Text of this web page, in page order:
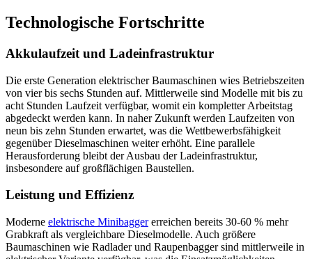
Technologische Fortschritte
Akkulaufzeit und Ladeinfrastruktur
Die erste Generation elektrischer Baumaschinen wies Betriebszeiten
von vier bis sechs Stunden auf. Mittlerweile sind Modelle mit bis zu
acht Stunden Laufzeit verfügbar, womit ein kompletter Arbeitstag
abgedeckt werden kann. In naher Zukunft werden Laufzeiten von
neun bis zehn Stunden erwartet, was die Wettbewerbsfähigkeit
gegenüber Dieselmaschinen weiter erhöht. Eine parallele
Herausforderung bleibt der Ausbau der Ladeinfrastruktur,
insbesondere auf großflächigen Baustellen.
Leistung und Effizienz
Moderne elektrische Minibaggererreichen bereits 30-60 % mehr
Grabkraft als vergleichbare Dieselmodelle. Auch größere
Baumaschinen wie Radlader und Raupenbagger sind mittlerweile in